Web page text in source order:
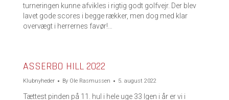
turneringen kunne afvikles i rigtig godt golfvejr. Der blev
lavet gode scores i begge rækker, men dog med klar
overvægt i herrernes favør!…
ASSERBO HILL 2022
Klubnyheder By Ole Rasmussen 5. august 2022
Tættest pinden på 11. hul i hele uge 33 Igen i år er vi i